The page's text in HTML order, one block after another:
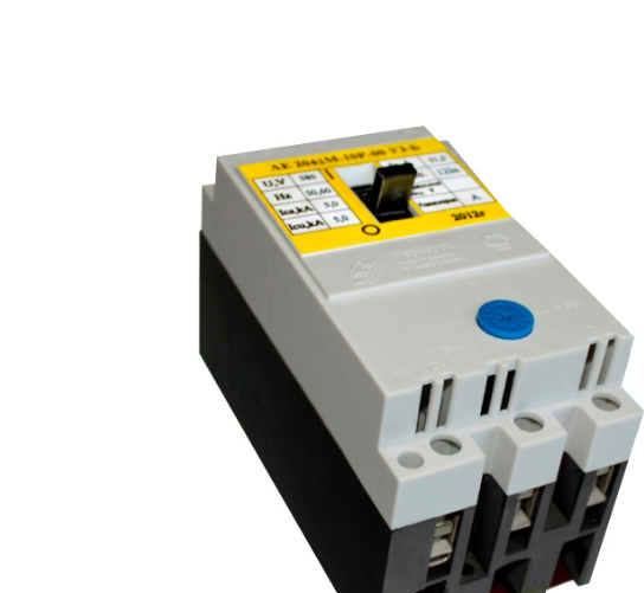
Владимир Юрьевич (Филиал
15.02.2022
Компания ЮШЕ-Электро выиграла тендер на
изготовление и поставку деревянных опор ЛЭП
110 кВ для пополнения складского оперативного
Продукция поставлена своевременно. Претензий
Наоборот, деревянные элементы опор высокого
качества, пропитка заболонного слоя древесины
Татьяна (Branch of «Saren B.
V.» PLLC)
Выражаю благодарность
оперативную обработку нашего
Выставили коммерческое
хорошей цене в течение двух
малого сотня товарных
успели закрыть смету большого
вы получили хороший заказ))